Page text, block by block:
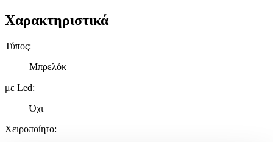
Χαρακτηριστικά
Τύπος:
Μπρελόκ
με Led:
Όχι
Χειροποίητο: